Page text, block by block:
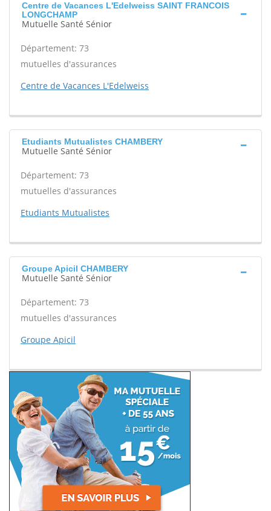
Centre de Vacances L'Edelweiss SAINT FRANCOIS
LONGCHAMP
Mutuelle Santé Sénior
Département: 73
mutuelles d'assurances
Centre de Vacances L'Edelweiss
Etudiants Mutualistes CHAMBERY
Mutuelle Santé Sénior
Département: 73
mutuelles d'assurances
Etudiants Mutualistes
Groupe Apicil CHAMBERY
Mutuelle Santé Sénior
Département: 73
mutuelles d'assurances
Groupe Apicil